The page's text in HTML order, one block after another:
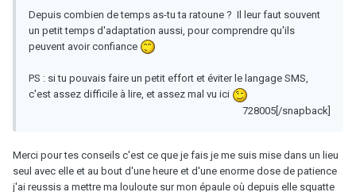
Depuis combien de temps as-tu ta ratoune ? Il leur faut souvent
un petit temps d'adaptation aussi, pour comprendre qu'ils
peuvent avoir confiance
PS : si tu pouvais faire un petit effort et éviter le langage SMS,
c'est assez difficile à lire, et assez mal vu ici
728005[/snapback]
Merci pour tes conseils c'est ce que je fais je me suis mise dans un lieu
seul avec elle et au bout d'une heure et d'une enorme dose de patience
j'ai reussis a mettre ma louloute sur mon épaule où depuis elle squatte